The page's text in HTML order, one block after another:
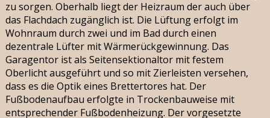
zu sorgen. Oberhalb liegt der Heizraum der auch über
das Flachdach zugänglich ist. Die Lüftung erfolgt im
Wohnraum durch zwei und im Bad durch einen
dezentrale Lüfter mit Wärmerückgewinnung. Das
Garagentor ist als Seitensektionaltor mit festem
Oberlicht ausgeführt und so mit Zierleisten versehen,
dass es die Optik eines Brettertores hat. Der
Fußbodenaufbau erfolgte in Trockenbauweise mit
entsprechender Fußbodenheizung. Der vorgesetzte